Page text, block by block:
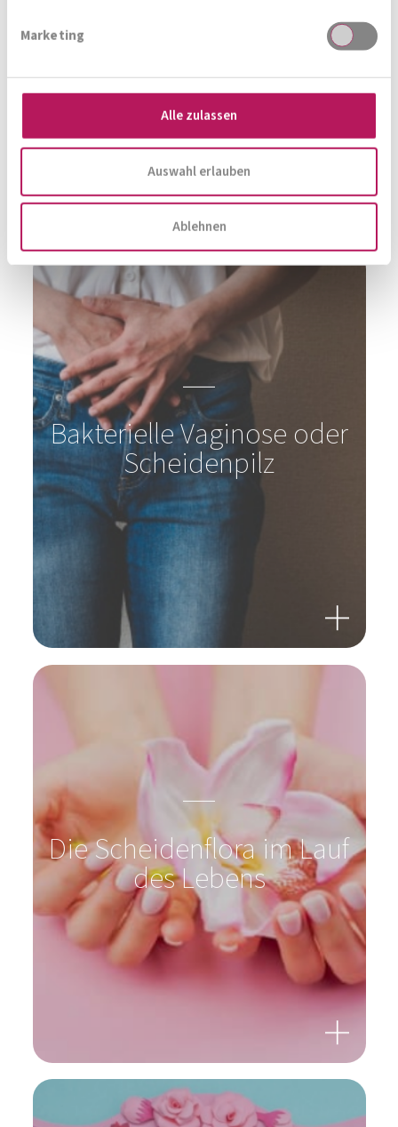
Marketing
Alle zulassen
Auswahl erlauben
Ablehnen
Bakterielle Vaginose oder
Scheidenpilz
Die Scheidenflora im Lauf
des Lebens